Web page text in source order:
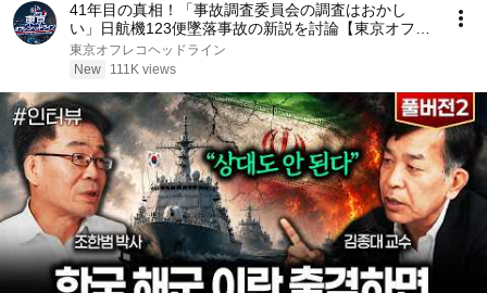
41年目の真相！「事故調査委員会の調査はおかし
い」日航機123便墜落事故の新説を討論【東京オフレ
コヘッドライン#12】#須田慎一郎 #眞鍋かをり ＃長
尾賢 #竹田恒泰 #日航機墜落 #自衛隊
東京オフレコヘッドライン
New
111K views